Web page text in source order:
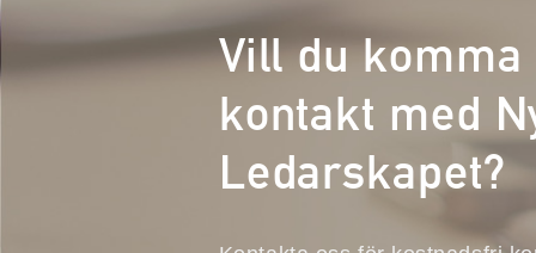
Vill du komma
kontakt med
Ledarskapet?